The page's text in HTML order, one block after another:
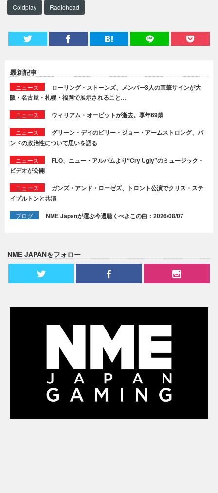
Coldplay Radiohead
最新記事
ニュース
ローリング・ストーンズ、メンバー3人の直筆サインが大
阪・名古屋・札幌・福岡で展示されること…
ニュース ウィリアム・オービットが逝去。享年69歳
ニュース
グリーン・デイのビリー・ジョー・アームストロング、バ
ンドの政治性について思いを語る
ニュース
FLO、ニュー・アルバムより“Cry Ugly”のミュージック・
ビデオが公開
ニュース
ガンズ・アンド・ローゼズ、トロント公演でクリス・ステ
イプルトンと共演
ブログ NME Japanが選ぶ今週聴くべきこの曲：2026/08/07
NME JAPANをフォロー